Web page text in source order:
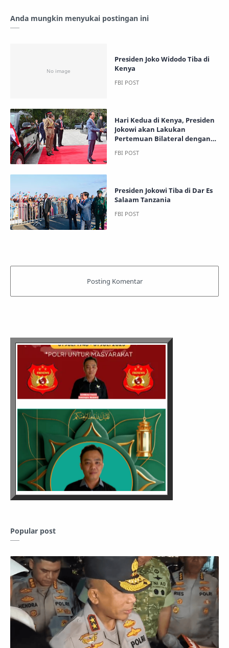
Anda mungkin menyukai postingan ini
Presiden Joko Widodo Tiba di
Kenya
Hari Kedua di Kenya, Presiden
Jokowi akan Lakukan
Pertemuan Bilateral dengan
Presiden Jokowi Tiba di Dar Es
Salaam Tanzania
Popular post